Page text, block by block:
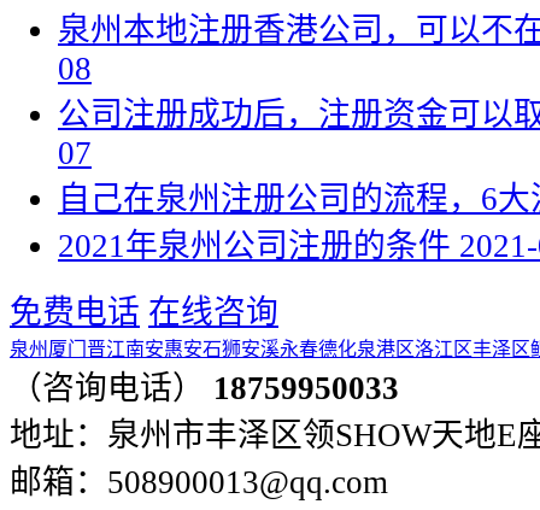
泉州本地注册香港公司，可以不
08
公司注册成功后，注册资金可以
07
自己在泉州注册公司的流程，6
2021年泉州公司注册的条件
免费电话 在线咨询
泉州 厦门 晋江南安惠安石狮安溪永春德化泉港区洛江区丰泽区
（咨询电话）
18759950033
地址：泉州市丰泽区领SHOW天地E
邮箱：508900013@qq.com